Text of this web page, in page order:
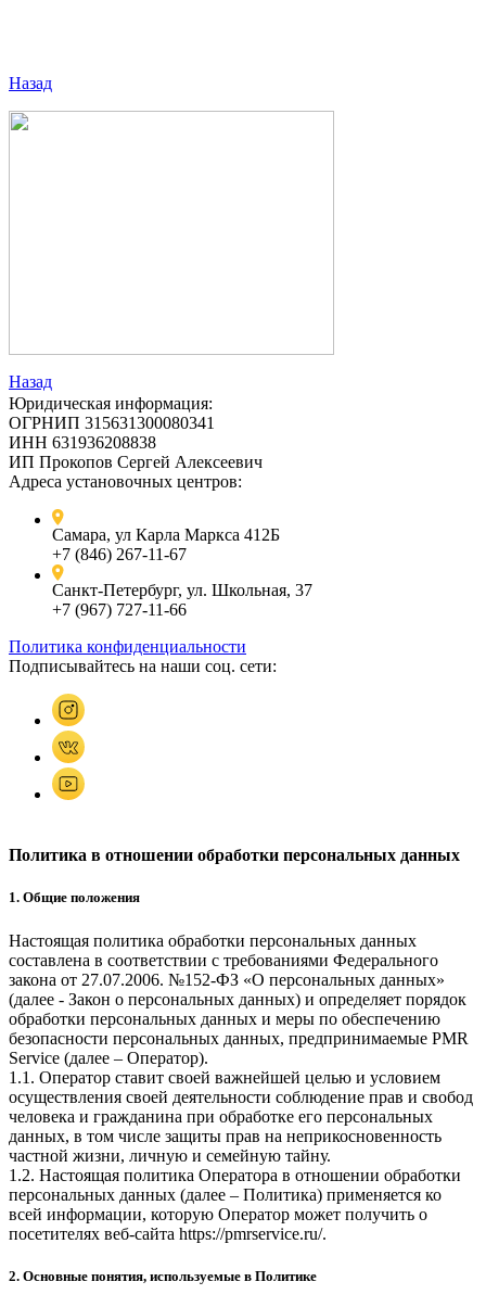
Назад
Назад
Юридическая информация:
ОГРНИП 315631300080341
ИНН 631936208838
ИП Прокопов Сергей Алексеевич
Адреса установочных центров:
Самара, ул Карла Маркса 412Б
+7 (846) 267-11-67
Санкт-Петербург, ул. Школьная, 37
+7 (967) 727-11-66
Политика конфиденциальности
Подписывайтесь на наши соц. сети:
Политика в отношении обработки персональных данных
1. Общие положения
Настоящая политика обработки персональных данных
составлена в соответствии с требованиями Федерального
закона от 27.07.2006. №152-ФЗ «О персональных данных»
(далее - Закон о персональных данных) и определяет порядок
обработки персональных данных и меры по обеспечению
безопасности персональных данных, предпринимаемые PMR
Service (далее – Оператор).
1.1. Оператор ставит своей важнейшей целью и условием
осуществления своей деятельности соблюдение прав и свобод
человека и гражданина при обработке его персональных
данных, в том числе защиты прав на неприкосновенность
частной жизни, личную и семейную тайну.
1.2. Настоящая политика Оператора в отношении обработки
персональных данных (далее – Политика) применяется ко
всей информации, которую Оператор может получить о
посетителях веб-сайта https://pmrservice.ru/.
2. Основные понятия, используемые в Политике